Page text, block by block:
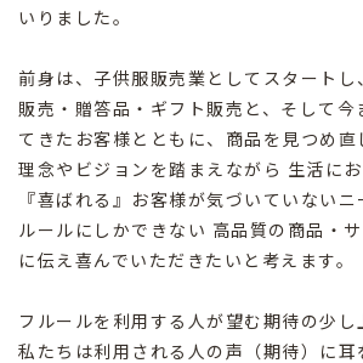
いりました。
前身は、子供服販売業としてスタートし
販売・贈答品・ギフト販売と、そして今
てきたお客様とともに、商品を見つめ直
理念やビジョンを踏まえながら 生活にお
『喜ばれる』お客様が気づいていないニ
ルールにしかできない 高品質の商品・
に伝え喜んでいただきたいと考えます。
フルールを利用する人が望む期待の少し
私たちは利用される人の声（期待）に耳